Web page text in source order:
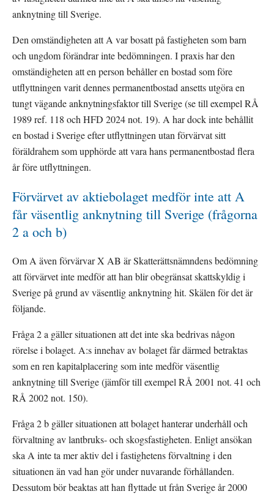
anknytning till Sverige.
Den omständigheten att A var bosatt på fastigheten som barn
och ungdom förändrar inte bedömningen. I praxis har den
omständigheten att en person behåller en bostad som före
utflyttningen varit dennes permanentbostad ansetts utgöra en
tungt vägande anknytningsfaktor till Sverige (se till exempel RÅ
1989 ref. 118 och HFD 2024 not. 19). A har dock inte behållit
en bostad i Sverige efter utflyttningen utan förvärvat sitt
föräldrahem som upphörde att vara hans permanentbostad flera
år före utflyttningen.
Förvärvet av aktiebolaget medför inte att A
får väsentlig anknytning till Sverige (frågorna
2 a och b)
Om A även förvärvar X AB är Skatterättsnämndens bedömning
att förvärvet inte medför att han blir obegränsat skattskyldig i
Sverige på grund av väsentlig anknytning hit. Skälen för det är
följande.
Fråga 2 a gäller situationen att det inte ska bedrivas någon
rörelse i bolaget. A:s innehav av bolaget får därmed betraktas
som en ren kapitalplacering som inte medför väsentlig
anknytning till Sverige (jämför till exempel RÅ 2001 not. 41 och
RÅ 2002 not. 150).
Fråga 2 b gäller situationen att bolaget hanterar underhåll och
förvaltning av lantbruks- och skogsfastigheten. Enligt ansökan
ska A inte ta mer aktiv del i fastighetens förvaltning i den
situationen än vad han gör under nuvarande förhållanden.
Dessutom bör beaktas att han flyttade ut från Sverige år 2000